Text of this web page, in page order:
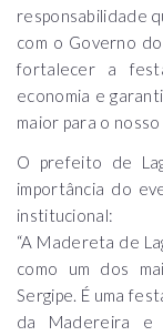
responsabilidade
com o Governo
fortalecer a
economia e
maior para o nosso
O prefeito de
importância do
institucional:
“A Madereta de
como um dos
Sergipe. É uma
da Madereira e